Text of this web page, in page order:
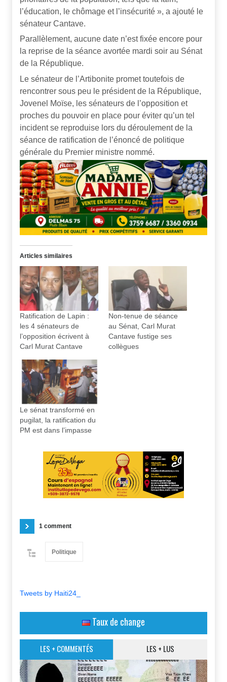
l’éducation, le chômage et l’insécurité », a ajouté le
sénateur Cantave.
Parallèlement, aucune date n’est fixée encore pour
la reprise de la séance avortée mardi soir au Sénat
de la République.
Le sénateur de l’Artibonite promet toutefois de
rencontrer sous peu le président de la République,
Jovenel Moïse, les sénateurs de l’opposition et
proches du pouvoir en place pour éviter qu’un tel
incident se reproduise lors du déroulement de la
séance de ratification de l’énoncé de politique
générale du Premier ministre nommé.
Articles similaires
Ratification de Lapin :
les 4 sénateurs de
l’opposition écrivent à
Carl Murat Cantave
Non-tenue de séance
au Sénat, Carl Murat
Cantave fustige ses
collègues
Le sénat transformé en
pugilat, la ratification du
PM est dans l’impasse
1 comment
Politique
Tweets by Haiti24_
Taux de change
LES + COMMENTÉS LES + LUS